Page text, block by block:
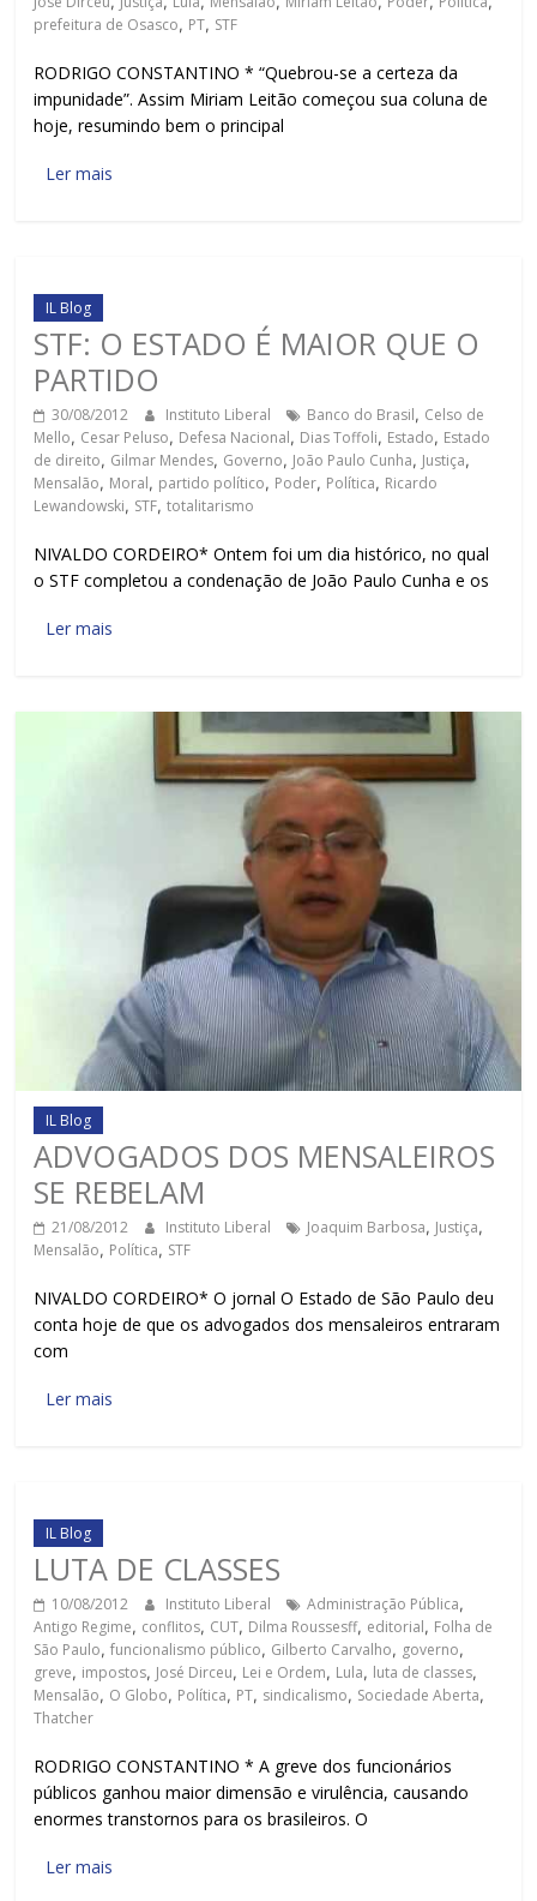
prefeitura de Osasco, PT, STF
RODRIGO CONSTANTINO * “Quebrou-se a certeza da
impunidade”. Assim Miriam Leitão começou sua coluna de
hoje, resumindo bem o principal
Ler mais
IL Blog
STF: O ESTADO É MAIOR QUE O
PARTIDO
30/08/2012 Instituto Liberal Banco do Brasil, Celso de
Mello, Cesar Peluso, Defesa Nacional, Dias Toffoli, Estado, Estado
de direito, Gilmar Mendes, Governo, João Paulo Cunha, Justiça,
Mensalão, Moral, partido político, Poder, Política, Ricardo
Lewandowski, STF,totalitarismo
NIVALDO CORDEIRO* Ontem foi um dia histórico, no qual
o STF completou a condenação de João Paulo Cunha e os
Ler mais
IL Blog
ADVOGADOS DOS MENSALEIROS
SE REBELAM
21/08/2012 Instituto Liberal Joaquim Barbosa, Justiça,
Mensalão, Política, STF
NIVALDO CORDEIRO* O jornal O Estado de São Paulo deu
conta hoje de que os advogados dos mensaleiros entraram
com
Ler mais
IL Blog
LUTA DE CLASSES
10/08/2012 Instituto Liberal Administração Pública,
Antigo Regime, conflitos, CUT, Dilma Roussesff, editorial, Folha de
São Paulo,funcionalismo público, Gilberto Carvalho, governo,
greve, impostos, José Dirceu, Lei e Ordem, Lula, luta de classes,
Mensalão, O Globo, Política, PT, sindicalismo, Sociedade Aberta,
Thatcher
RODRIGO CONSTANTINO * A greve dos funcionários
públicos ganhou maior dimensão e virulência, causando
enormes transtornos para os brasileiros. O
Ler mais